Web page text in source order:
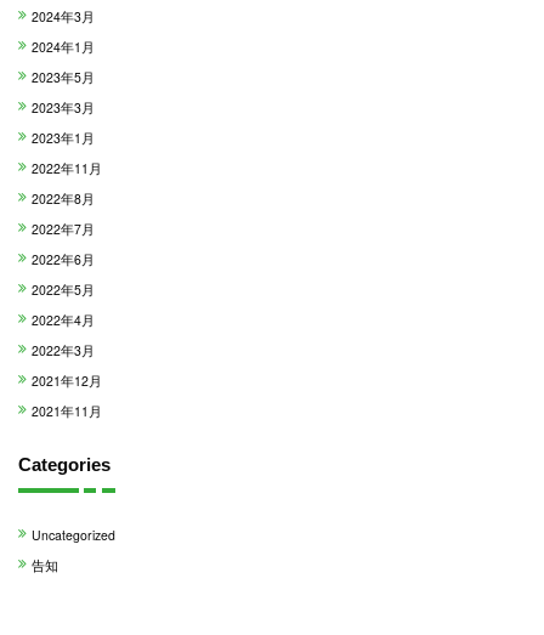
2024年3月
2024年1月
2023年5月
2023年3月
2023年1月
2022年11月
2022年8月
2022年7月
2022年6月
2022年5月
2022年4月
2022年3月
2021年12月
2021年11月
Categories
Uncategorized
告知